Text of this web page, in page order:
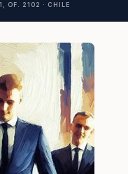
OF. 2102 · CHILE